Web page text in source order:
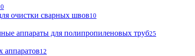
очистки сварных швов10
аппараты для полипропиленовых труб25
аппаратов12